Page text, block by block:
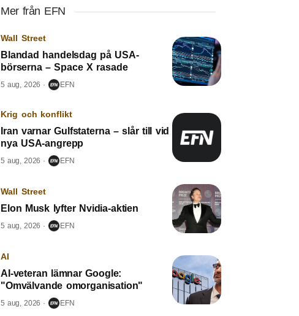
Mer från EFN
Wall Street
Blandad handelsdag på USA-
börserna – Space X rasade
5 aug, 2026 EFN
Krig och konflikt
Iran varnar Gulfstaterna – slår till vid
nya USA-angrepp
5 aug, 2026 EFN
Wall Street
Elon Musk lyfter Nvidia-aktien
5 aug, 2026 EFN
AI
AI-veteran lämnar Google:
"Omvälvande omorganisation"
5 aug, 2026 EFN